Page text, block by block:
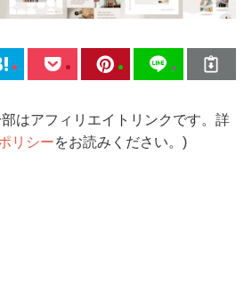
はアフィリエイトリンクです。詳
リシーをお読みください。)